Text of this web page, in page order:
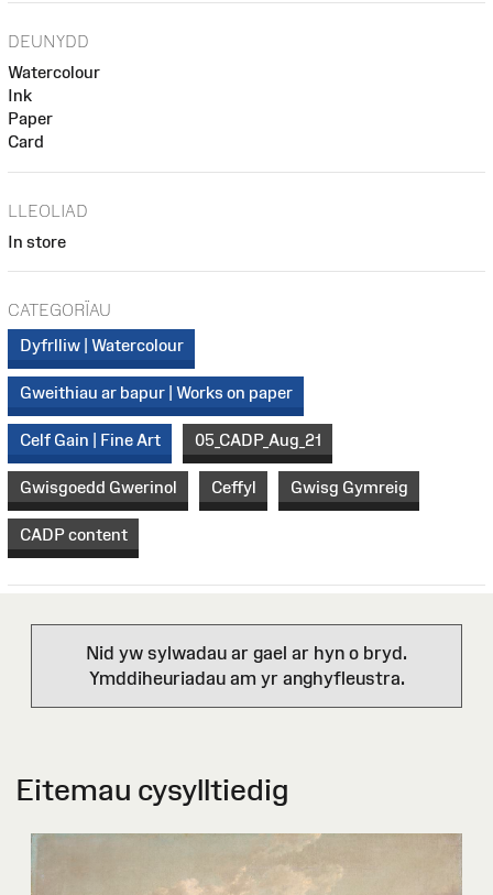
DEUNYDD
Watercolour
Ink
Paper
Card
LLEOLIAD
In store
CATEGORÏAU
Dyfrlliw | Watercolour
Gweithiau ar bapur | Works on paper
Celf Gain | Fine Art 05_CADP_Aug_21
Gwisgoedd Gwerinol Ceffyl Gwisg Gymreig
CADP content
Nid yw sylwadau ar gael ar hyn o bryd.
Ymddiheuriadau am yr anghyfleustra.
Eitemau cysylltiedig